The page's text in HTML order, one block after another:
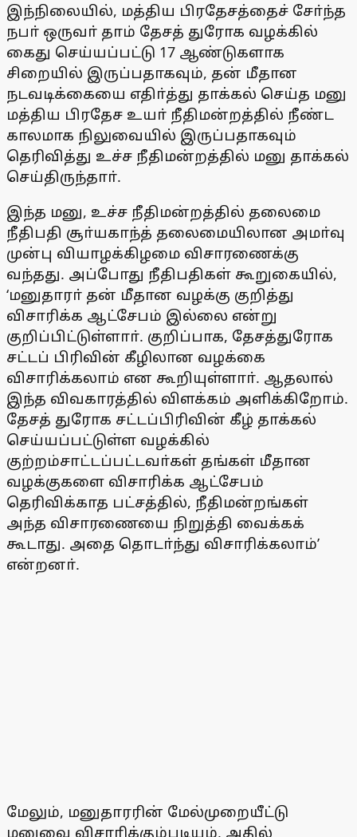
இந்நிலையில், மத்திய பிரதேசத்தைச் சோ்ந்த
நபா் ஒருவா் தாம் தேசத் துரோக வழக்கில்
கைது செய்யப்பட்டு 17 ஆண்டுகளாக
சிறையில் இருப்பதாகவும், தன் மீதான
நடவடிக்கையை எதிா்த்து தாக்கல் செய்த மனு
மத்திய பிரதேச உயா் நீதிமன்றத்தில் நீண்ட
காலமாக நிலுவையில் இருப்பதாகவும்
தெரிவித்து உச்ச நீதிமன்றத்தில் மனு தாக்கல்
செய்திருந்தாா்.
இந்த மனு, உச்ச நீதிமன்றத்தில் தலைமை
நீதிபதி சூா்யகாந்த் தலைமையிலான அமா்வு
முன்பு வியாழக்கிழமை விசாரணைக்கு
வந்தது. அப்போது நீதிபதிகள் கூறுகையில்,
‘மனுதாரா் தன் மீதான வழக்கு குறித்து
விசாரிக்க ஆட்சேபம் இல்லை என்று
குறிப்பிட்டுள்ளாா். குறிப்பாக, தேசத்துரோக
சட்டப் பிரிவின் கீழிலான வழக்கை
விசாரிக்கலாம் என கூறியுள்ளாா். ஆதலால்
இந்த விவகாரத்தில் விளக்கம் அளிக்கிறோம்.
தேசத் துரோக சட்டப்பிரிவின் கீழ் தாக்கல்
செய்யப்பட்டுள்ள வழக்கில்
குற்றம்சாட்டப்பட்டவா்கள் தங்கள் மீதான
வழக்குகளை விசாரிக்க ஆட்சேபம்
தெரிவிக்காத பட்சத்தில், நீதிமன்றங்கள்
அந்த விசாரணையை நிறுத்தி வைக்கக்
கூடாது. அதை தொடா்ந்து விசாரிக்கலாம்’
என்றனா்.
மேலும், மனுதாரரின் மேல்முறையீட்டு
மனுவை விசாரிக்கும்படியும், அதில்